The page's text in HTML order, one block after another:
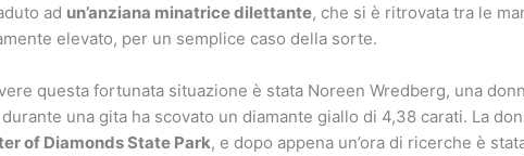
ad un’anziana minatrice dilettante, che si è ritrovata tra le
elevato, per un semplice caso della sorte.
questa fortunata situazione è stata Noreen Wredberg, una
una gita ha scovato un diamante giallo di 4,38 carati. La
of Diamonds State Park, e dopo appena un’ora di ricerche è